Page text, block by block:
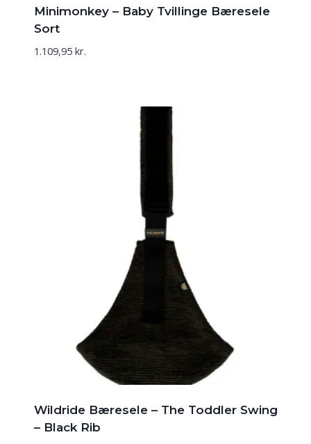
Minimonkey – Baby Tvillinge Bæresele
Sort
1.109,95 kr.
Wildride Bæresele – The Toddler Swing
– Black Rib